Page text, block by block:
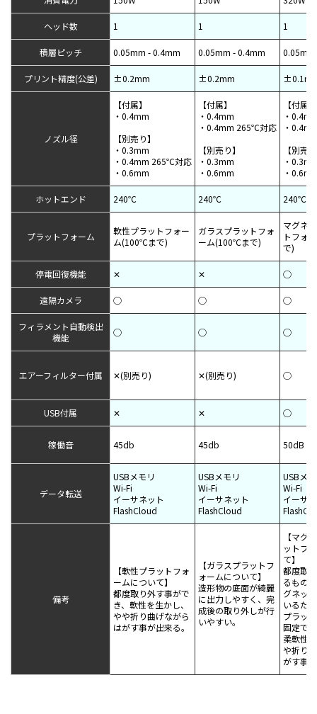
ヘッド数 1 1 1
積層ピッチ 0.05mm - 0.4mm 0.05mm - 0.4mm
プリント精度(公差) ±0.2mm ±0.2mm
ノズル径
【付属】
・0.4mm
【別売り】
・0.3mm
・0.4mm 265℃対応
・0.6mm
【付属】
・0.4mm
・0.4mm 265℃対応
【別売り】
・0.3mm
・0.6mm
【付属】
・
・
【別売
・
・
ホットエンド 240℃ 240℃ 240℃
プラットフォーム
軟性プラットフォー
ム(100℃まで)
ガラスプラットフォ
ーム(100℃まで)
マグネ
トフォ
で)
停電回復機能 ✕ ✕ ◯
遠隔カメラ ◯ ◯ ◯
フィラメント自動検出
機能
◯ ◯ ◯
エアーフィルター付属 ✕(別売り) ✕(別売り) ◯
USB付属 ✕ ✕ ◯
稼働音 45db 45db 50dB
データ転送
USBメモリ
Wi-Fi
イーサネット
FlashCloud
USBメモリ
Wi-Fi
イーサネット
FlashCloud
USBメ
Wi-Fi
イーサ
備考
【軟性プラットフォ
ームについて】
都度取り外す事がで
き、軟性を生かし、
やや折り曲げながら
はがす事が出来る。
【ガラスプラットフ
ォームについて】
造形物の底面が綺麗
に出力しやすく、完
成後の取り外しが行
いやすい。
【マグ
ットフ
て】
都度取
るもの
グネッ
いるた
プラッ
固定で
柔軟性
や折り
がす事